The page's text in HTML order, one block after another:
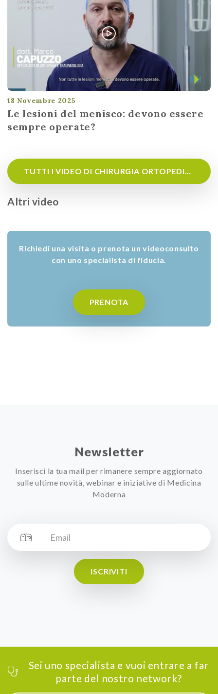
18 Novembre 2025
Le lesioni del menisco: devono essere
sempre operate?
TUTTI I VIDEO DI CHIRURGIA ORTOPEDICA
Altri video
Richiedi una visita o prenota un videoconsulto
con uno specialista di fiducia.
PRENOTA
Newsletter
Inserisci la tua mail per rimanere sempre aggiornato
sulle ultime novità, webinar e iniziative di Medicina
Moderna
ISCRIVITI
Sei uno specialista e vuoi entrare a far
parte del nostro network?